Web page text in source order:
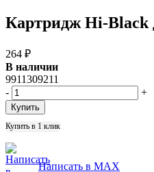
Картридж Hi-
264 ₽
В наличии
9911309211
-
+
Купить в 1 клик
Написать в MAX